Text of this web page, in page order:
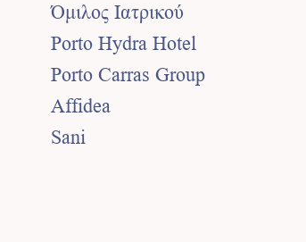
Όμιλος Ιατρικού
Porto Hydra Hotel
Porto Carras Group
Affidea
Sani